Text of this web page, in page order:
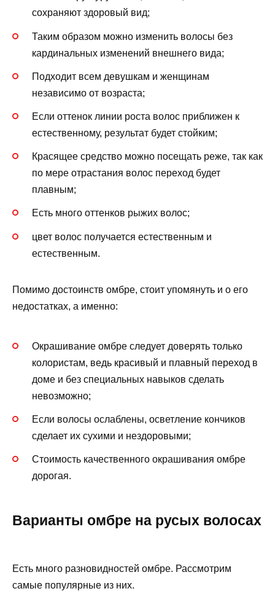
сохраняют здоровый вид;
Таким образом можно изменить волосы без
кардинальных изменений внешнего вида;
Подходит всем девушкам и женщинам
независимо от возраста;
Если оттенок линии роста волос приближен к
естественному, результат будет стойким;
Красящее средство можно посещать реже, так как
по мере отрастания волос переход будет
плавным;
Есть много оттенков рыжих волос;
цвет волос получается естественным и
естественным.
Помимо достоинств омбре, стоит упомянуть и о его
недостатках, а именно:
Окрашивание омбре следует доверять только
колористам, ведь красивый и плавный переход в
доме и без специальных навыков сделать
невозможно;
Если волосы ослаблены, осветление кончиков
сделает их сухими и нездоровыми;
Стоимость качественного окрашивания омбре
дорогая.
Варианты омбре на русых волосах
Есть много разновидностей омбре. Рассмотрим
самые популярные из них.